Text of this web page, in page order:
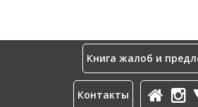
Книга жалоб и
Контакты